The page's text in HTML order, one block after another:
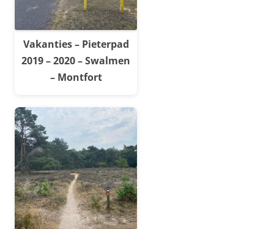
Vakanties – Pieterpad
2019 – 2020 – Swalmen
– Montfort